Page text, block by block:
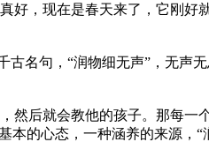
好，现在是春天来了，它刚好
名句，“润物细无声”，无声
然后就会教他的孩子。那每一
的心态，一种涵养的来源，“